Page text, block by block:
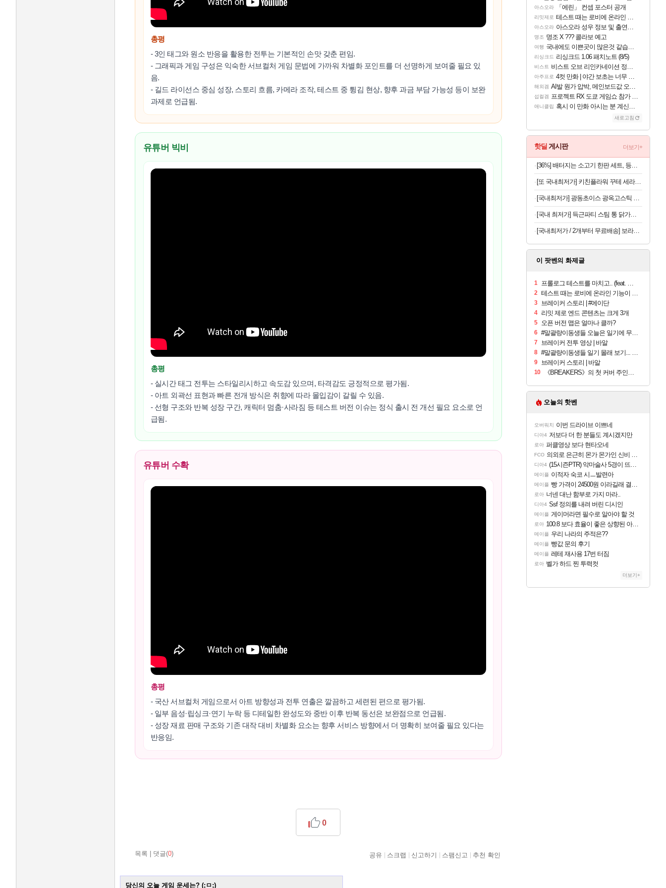
총평
- 3인 태그와 원소 반응을 활용한 전투는 기본적인 손맛 갖춘 편임.
- 그래픽과 게임 구성은 익숙한 서브컬처 게임 문법에 가까워 차별화 포인트를 더 선명하게 보여줄 필요 있
음.
- 길드 라이선스 중심 성장, 스토리 흐름, 카메라 조작, 테스트 중 튕김 현상, 향후 과금 부담 가능성 등이 보완
과제로 언급됨.
유튜버 빅비
총평
- 실시간 태그 전투는 스타일리시하고 속도감 있으며, 타격감도 긍정적으로 평가됨.
- 아트 외곽선 표현과 빠른 전개 방식은 취향에 따라 몰입감이 갈릴 수 있음.
- 선형 구조와 반복 성장 구간, 캐릭터 멈춤·사라짐 등 테스트 버전 이슈는 정식 출시 전 개선 필요 요소로 언
급됨.
유튜버 수확
총평
- 국산 서브컬처 게임으로서 아트 방향성과 전투 연출은 깔끔하고 세련된 편으로 평가됨.
- 일부 음성·립싱크·연기 누락 등 디테일한 완성도와 중반 이후 반복 동선은 보완점으로 언급됨.
- 성장 재료 판매 구조와 기존 대작 대비 차별화 요소는 향후 서비스 방향에서 더 명확히 보여줄 필요 있다는
반응임.
목록 댓글(0)
0
공유 스크랩 신고하기 스팸신고 추천 확인
당신의 오늘 게임 운세는? (;ㅁ;)
아스오라 「에린」 컨셉 포스터 공개
리밋제로 테스트 때는 로비에 온라인 기능이 있는데
아스오라 아스오라 성우 정보 및 출연작 모음
명조 명조 X ??? 콜라보 예고
여행 국내에도 이쁜곳이 많은것 같습니다
리싱크드 리싱크드 1.06 패치노트 (8/5)
비스트 비스트 오브 리인카네이션 정보/공략글 모음
아주프로 4컷 만화 | 야간 보초는 너무 힘들어
해외겜 AI발 원가 압박, 메인보드값 오르나
섭컬겜 프로젝트 RX 도쿄 게임쇼 참가 결정
애니클립 혹시 이 만화 아시는 분 계신가요
새로고침
핫딜 게시판 더보기+
[36%] 배터지는 소고기 한판 세트, 등심살 300g + 살치살 200g + 부채살 200g + 갈비살 200g + 우삼겹 300g, 1.2kg, 1세트
[또 국내최저가] 키친플라워 꾸테 세라믹 인덕션 냄비 편수 18cm x 2개
[국내최저가] 광동초이스 광옥고스틱 산삼배양근 30포
[국내 최저가] 득근파티 스팀 통 닭가슴살 6종 혼합 x 30팩
[국내최저가 / 2개부터 무료배송] 보라톡스 보라효소101 곡물발효효소 프로바이오틱스 30포
이 팟벤의 화제글
1 프롤로그 테스트를 마치고.. (feat. 리아)
2 테스트 때는 로비에 온라인 기능이 있는데
3 브레이커 스토리 | #에이단
4 리밋 제로 엔드 콘텐츠는 크게 3개
5 오픈 버전 맵은 얼마나 클까?
6 #말괄량이동생들 오늘은 일기에 무슨 내용이...
7 브레이커 전투 영상 | 바알
8 #말괄량이동생들 일기 몰래 보기... ????
9 브레이커 스토리 | 바알
10 《BREAKERS》의 첫 커버 주인공 바알!
오늘의 핫벤
오버워치 이번 드라이브 이쁘네
디아4 저보다 더 한 분들도 계시겠지만
로아 퍼클영상 보다 현타오네
FCO 의외로 은근히 몬가 몬가인 신비 치어리더
디아4 (15시즌PTR) 악마술사 5경이 뜨네요
메이플 이적자 숙코 시ㅡ발련아
메이플 빵 가격이 24500원 이라길래 결제 취소하고 나왔다
로아 너넨 대난 함부로 가지 마라..
디아4 Ssf 정의를 내려 버린 디시인
메이플 게이머라면 필수로 알아야 할 것
로아 100:8 보다 효율이 좋은 상향된 아제나 ㄷㄷ
메이플 우리 나라의 주적은??
메이플 빵값 문의 후기
메이플 레테 재사용 17번 터짐
로아 벨가 하드 찐 투력컷
더보기+